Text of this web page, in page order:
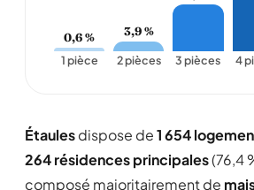
0,6 %
1 pièce
3,9 %
2 pièces 3 pièces 4
Étaulesdispose de1 654
264 résidences principales(76,4
composé majoritairement de